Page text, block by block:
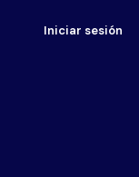
Iniciar sesión